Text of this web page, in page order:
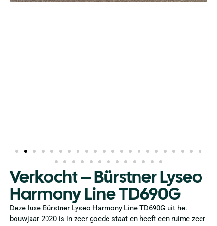
Verkocht – Bürstner Lyseo
Harmony Line TD690G
Deze luxe Bürstner Lyseo Harmony Line TD690G uit het
bouwjaar 2020 is in zeer goede staat en heeft een ruime zeer